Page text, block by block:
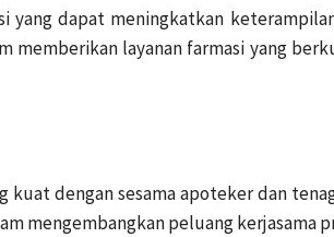
yang dapat meningkatkan
memberikan layanan farmasi yang
kuat dengan sesama apoteker dan
mengembangkan peluang kerjasama